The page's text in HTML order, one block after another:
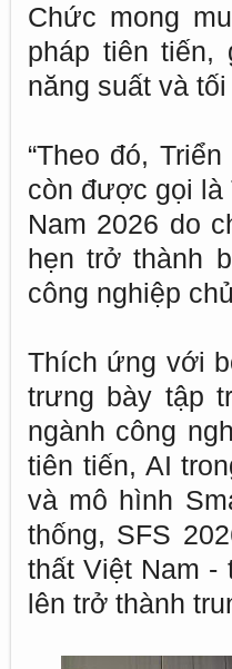
Chức mong
pháp tiên tiến,
năng suất và
“Theo đó,
còn được gọi là
Nam 2026 do
hẹn trở thành
công nghiệp
Thích ứng với
trưng bày tập
ngành công
tiên tiến, AI
và mô hình
thống, SFS
thất Việt Nam -
lên trở thành